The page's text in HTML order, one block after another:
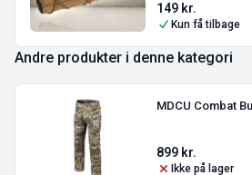
149 kr.
Kun få tilbage
Andre produkter i denne kategori
MDCU Combat
899 kr.
Ikke på lager